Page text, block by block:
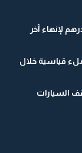
بالرباط: 24 مليون درهم لإنهاء آخر
نسب ملء قياسية خلال
السيارات